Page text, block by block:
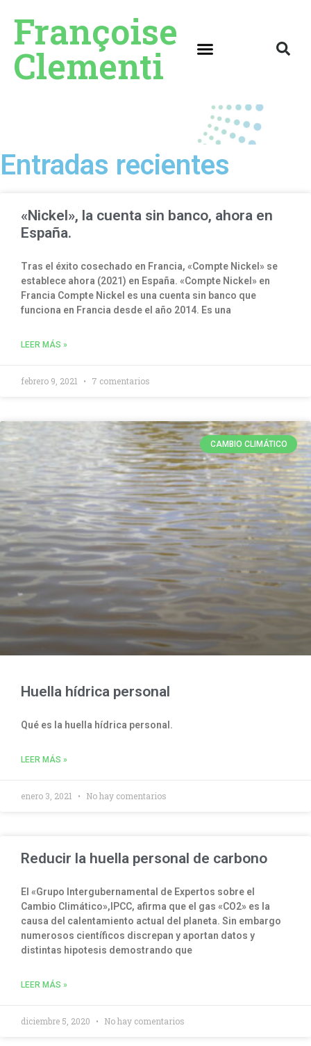
Françoise
Clementi
Entradas recientes
«Nickel», la cuenta sin banco, ahora en
España.
Tras el éxito cosechado en Francia, «Compte Nickel» se
establece ahora (2021) en España. «Compte Nickel» en
Francia Compte Nickel es una cuenta sin banco que
funciona en Francia desde el año 2014. Es una
LEER MÁS »
febrero 9, 2021 7 comentarios
CAMBIO CLIMÁTICO
Huella hídrica personal
Qué es la huella hídrica personal.
LEER MÁS »
enero 3, 2021 No hay comentarios
Reducir la huella personal de carbono
El «Grupo Intergubernamental de Expertos sobre el
Cambio Climático»,IPCC, afirma que el gas «CO2» es la
causa del calentamiento actual del planeta. Sin embargo
numerosos científicos discrepan y aportan datos y
distintas hipotesis demostrando que
LEER MÁS »
diciembre 5, 2020 No hay comentarios